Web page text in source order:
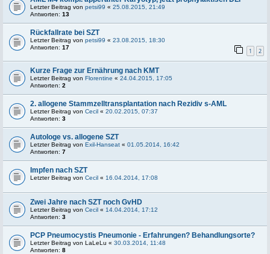
Letzter Beitrag von petsi99 « 25.08.2015, 21:49
Antworten: 13
Rückfallrate bei SZT
Letzter Beitrag von petsi99 « 23.08.2015, 18:30
Antworten: 17 1 2
Kurze Frage zur Ernährung nach KMT
Letzter Beitrag von Florentine « 24.04.2015, 17:05
Antworten: 2
2. allogene Stammzelltransplantation nach Rezidiv s-AML
Letzter Beitrag von Cecil « 20.02.2015, 07:37
Antworten: 3
Autologe vs. allogene SZT
Letzter Beitrag von Exil-Hanseat « 01.05.2014, 16:42
Antworten: 7
Impfen nach SZT
Letzter Beitrag von Cecil « 16.04.2014, 17:08
Zwei Jahre nach SZT noch GvHD
Letzter Beitrag von Cecil « 14.04.2014, 17:12
Antworten: 3
PCP Pneumocystis Pneumonie - Erfahrungen? Behandlungsorte?
Letzter Beitrag von LaLeLu « 30.03.2014, 11:48
Antworten: 8